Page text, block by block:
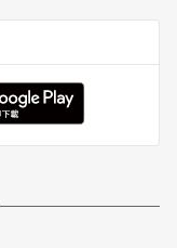
）》上下兩冊；
語》。
愛國中、南投高中、
農族民族議會議員、